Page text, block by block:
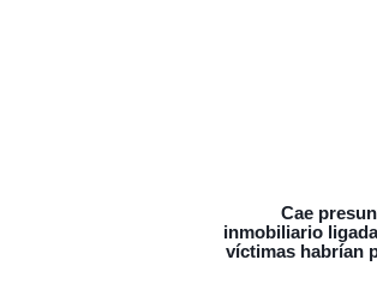
Cae
inmobiliario
víctimas habrían